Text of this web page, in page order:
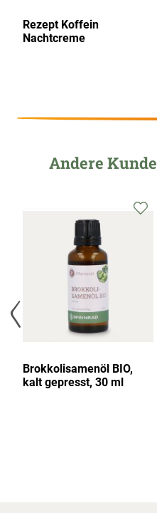
Rezept Koffein
Nachtcreme
Andere
Brokkolisamenöl BIO,
kalt gepresst, 30 ml